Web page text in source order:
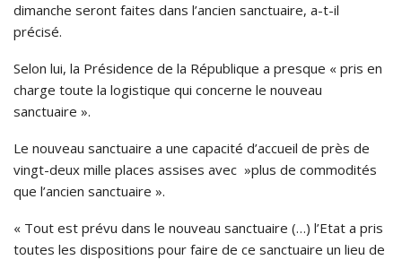
dimanche seront faites dans l’ancien sanctuaire, a-t-il
précisé.
Selon lui, la Présidence de la République a presque « pris en
charge toute la logistique qui concerne le nouveau
sanctuaire ».
Le nouveau sanctuaire a une capacité d’accueil de près de
vingt-deux mille places assises avec »plus de commodités
que l’ancien sanctuaire ».
« Tout est prévu dans le nouveau sanctuaire (…) l’Etat a pris
toutes les dispositions pour faire de ce sanctuaire un lieu de